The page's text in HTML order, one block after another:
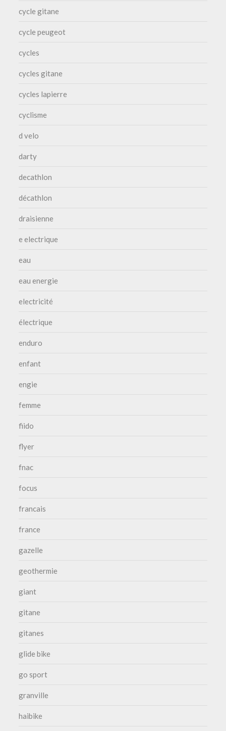
cycle gitane
cycle peugeot
cycles
cycles gitane
cycles lapierre
cyclisme
d velo
darty
decathlon
décathlon
draisienne
e electrique
eau
eau energie
electricité
électrique
enduro
enfant
engie
femme
fiido
flyer
fnac
focus
francais
france
gazelle
geothermie
giant
gitane
gitanes
glide bike
go sport
granville
haibike